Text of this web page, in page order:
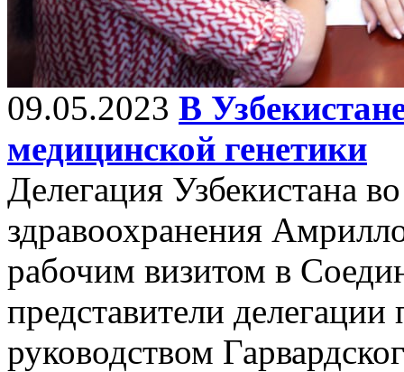
09.05.2023 В
медицинской генетики
Делегация Узбекистана
здравоохранения
рабочим визитом в
представители делегации
руководством